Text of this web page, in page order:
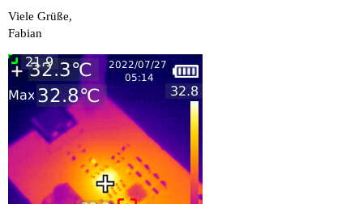
Viele Grüße,
Fabian